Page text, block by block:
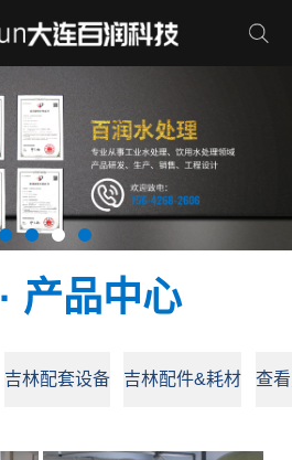
· 产品中心
吉林配套设备 吉林配件&耗材 查